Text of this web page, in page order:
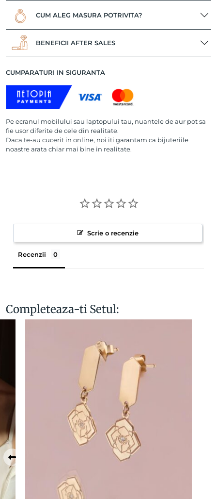
CUM ALEG MASURA POTRIVITA?
BENEFICII AFTER SALES
CUMPARATURI IN SIGURANTA
Pe ecranul mobilului sau laptopului tau, nuantele de aur pot sa
fie usor diferite de cele din realitate.
Daca te-au cucerit in online, noi iti garantam ca bijuteriile
noastre arata chiar mai bine in realitate.
Scrie o recenzie
Recenzii
Completeaza-ti Setul: